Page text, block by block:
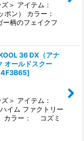
＞ アイテム：
ポン） カラー：
ー柄のフェイクフ
36 DX（アナ
オールドスクー
]
＞ アイテム：
イム ファクトリー
カラー： コズミ